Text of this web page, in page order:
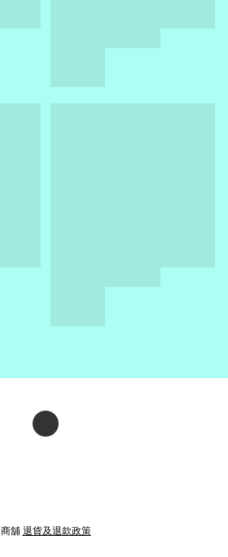
商舖 退貨及退款政策